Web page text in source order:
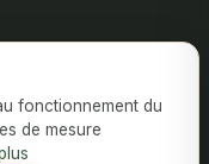
fonctionnement du
de mesure